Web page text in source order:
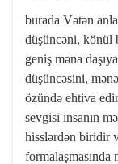
burada Vətən
düşüncəni, könül
geniş məna
düşüncəsini,
özündə ehtiva
sevgisi insanın
hisslərdən biridir